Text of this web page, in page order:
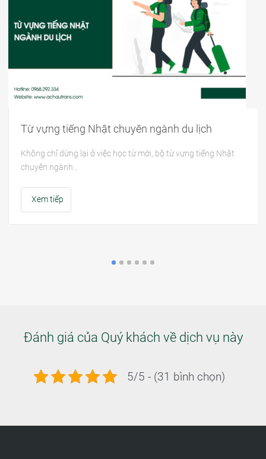
Từ vựng tiếng Nhật chuyên ngành du lịch
Không chỉ dừng lại ở việc học từ mới, bộ từ vựng tiếng Nhật
chuyên ngành…
Xem tiếp
Đánh giá của Quý khách về dịch vụ này
5/5 - (31 bình chọn)